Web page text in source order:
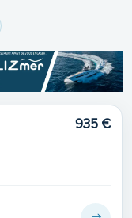
935 €